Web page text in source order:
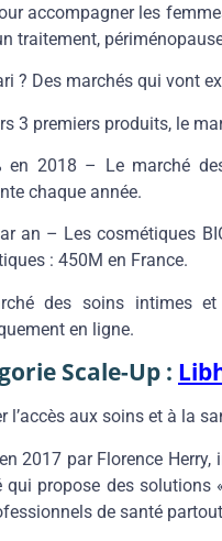
accompagner les
traitement,
? Des marchés qui vont
3 premiers produits, le
en 2018 – Le marché
chaque année.
an – Les cosmétiques
: 450M en France.
des soins intimes et
en ligne.
Scale-Up :
l’accès aux soins et à la
2017 par Florence
qui propose des
de santé